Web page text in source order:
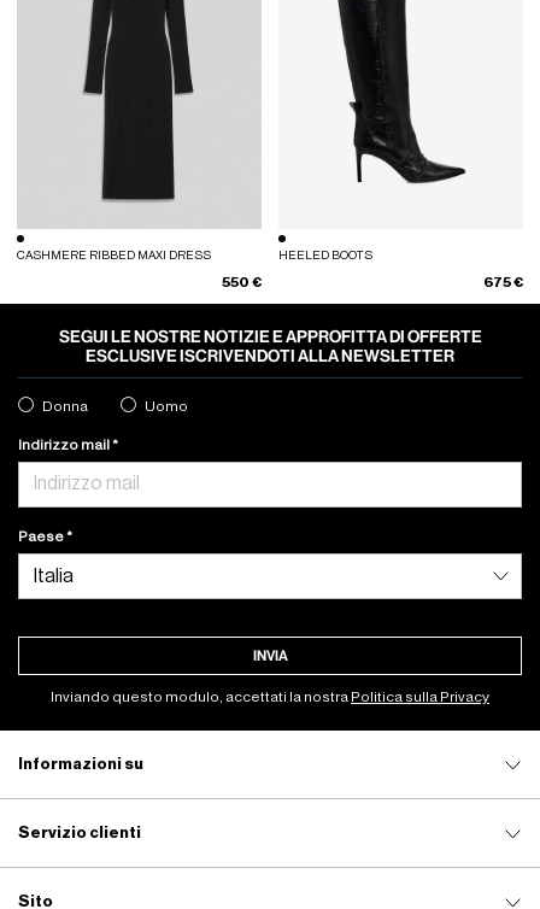
CASHMERE RIBBED MAXI DRESS
550 €
HEELED BOOTS
675 €
SEGUI LE NOSTRE NOTIZIE E APPROFITTA DI OFFERTE
ESCLUSIVE ISCRIVENDOTI ALLA NEWSLETTER
Donna Uomo
Indirizzo mail
Paese
INVIA
Inviando questo modulo, accettati la nostra Politica sulla Privacy
Informazioni su
Servizio clienti
Sito